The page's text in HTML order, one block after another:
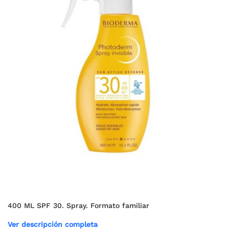
400 ML SPF 30. Spray. Formato familiar
Ver descripción completa